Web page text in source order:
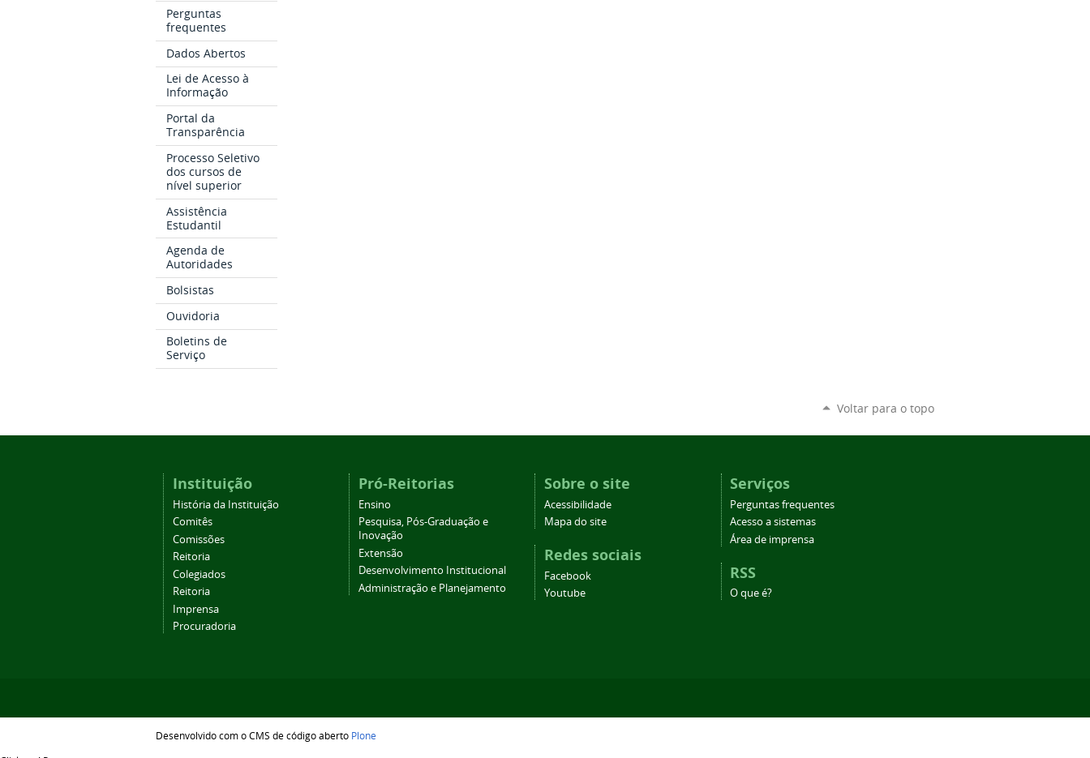
Perguntas
frequentes
Dados Abertos
Lei de Acesso à
Informação
Portal da
Transparência
Processo Seletivo
dos cursos de
nível superior
Assistência
Estudantil
Agenda de
Autoridades
Bolsistas
Ouvidoria
Boletins de
Serviço
Voltar para o topo
Instituição
História da Instituição
Comitês
Comissões
Reitoria
Colegiados
Reitoria
Imprensa
Procuradoria
Pró-Reitorias
Ensino
Pesquisa, Pós-Graduação e
Inovação
Extensão
Desenvolvimento Institucional
Administração e Planejamento
Sobre o site
Acessibilidade
Mapa do site
Redes sociais
Facebook
Youtube
Serviços
Perguntas frequentes
Acesso a sistemas
Área de imprensa
RSS
O que é?
Desenvolvido com o CMS de código aberto Plone